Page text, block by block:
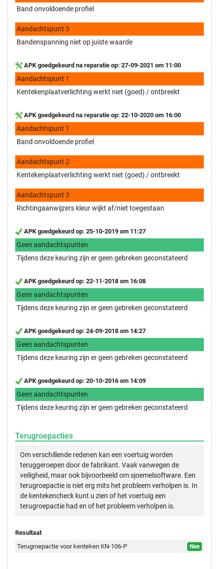
Band onvoldoende profiel
Aandachtspunt 3
Bandenspanning niet op juiste waarde
APK goedgekeurd na reparatie op: 27-09-2021 om 11:00
Aandachtspunt 1
Kentekenplaatverlichting werkt niet (goed) / ontbreekt
APK goedgekeurd na reparatie op: 22-10-2020 om 16:00
Aandachtspunt 1
Band onvoldoende profiel
Aandachtspunt 2
Kentekenplaatverlichting werkt niet (goed) / ontbreekt
Aandachtspunt 3
Richtingaanwijzers kleur wijkt af/niet toegestaan
APK goedgekeurd op: 25-10-2019 om 11:27
Geen aandachtspunten
Tijdens deze keuring zijn er geen gebreken geconstateerd
APK goedgekeurd op: 22-11-2018 om 16:08
Geen aandachtspunten
Tijdens deze keuring zijn er geen gebreken geconstateerd
APK goedgekeurd op: 24-09-2018 om 14:27
Geen aandachtspunten
Tijdens deze keuring zijn er geen gebreken geconstateerd
APK goedgekeurd op: 20-10-2016 om 14:09
Geen aandachtspunten
Tijdens deze keuring zijn er geen gebreken geconstateerd
Terugroepacties
Om verschillende redenen kan een voertuig worden
teruggeroepen door de fabrikant. Vaak vanwegen de
veiligheid, maar ook bijvoorbeeld om sjoemelsoftware. Een
terugroepactie is niet erg mits het probleem verholpen is. In
de kentekencheck kunt u zien of het voertuig een
terugroepactie had en of het probleem verholpen is.
Resultaat
Terugroepactie voor kenteken KN-106-P
Nee